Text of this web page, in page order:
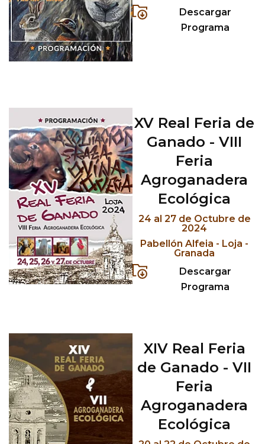
Descargar
Programa
XV Real Feria de
Ganado - VIII
Feria
Agroganadera
Ecológica
24 al 27 de Octubre de
2024
Pabellón Alfeia - Loja -
Granada
Descargar
Programa
XIV Real Feria
de Ganado - VII
Feria
Agroganadera
Ecológica